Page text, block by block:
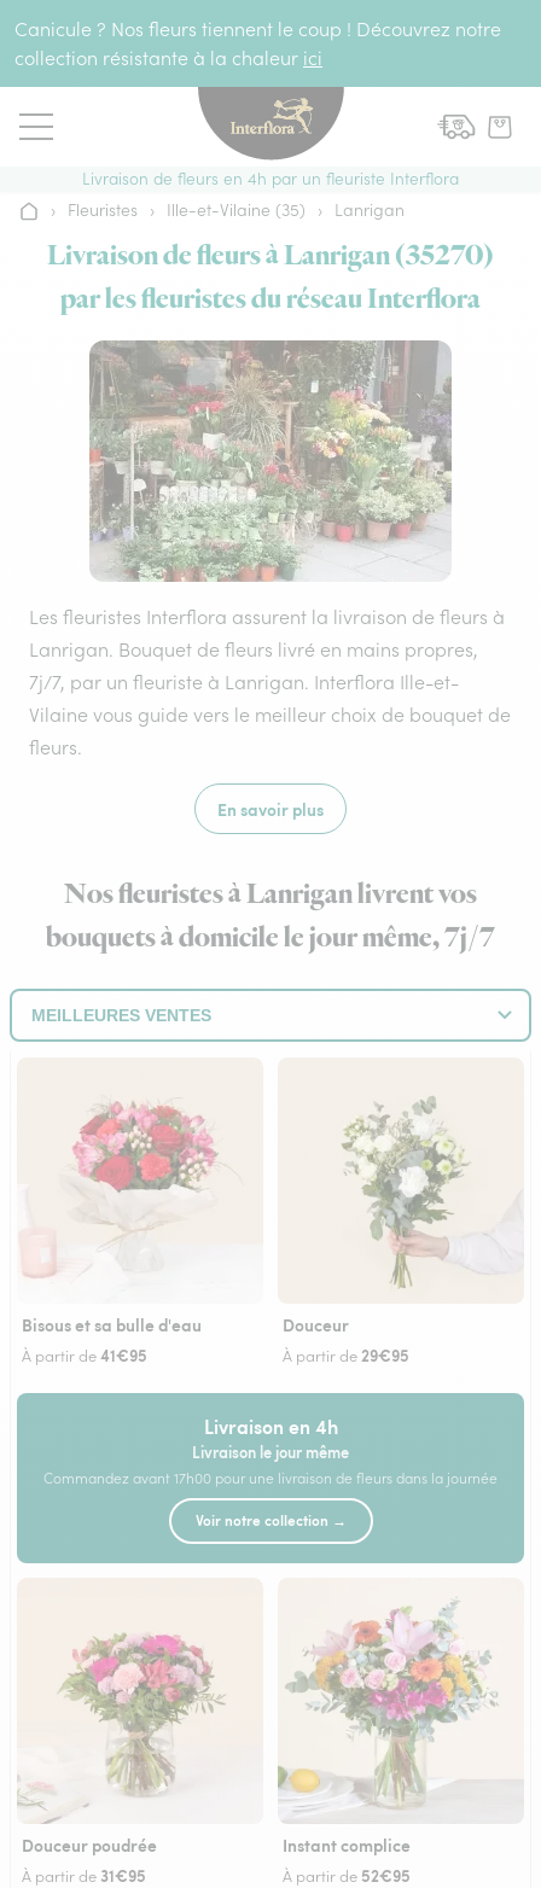
Canicule ? Nos fleurs tiennent le coup ! Découvrez notre
collection résistante à la chaleur ici
Livraison de fleurs en 4h par un fleuriste Interflora
Accueil
› Fleuristes › Ille-et-Vilaine (35) › Lanrigan
Livraison de fleurs à Lanrigan (35270)
par les fleuristes du réseau Interflora
Les fleuristes Interflora assurent la livraison de fleurs à
Lanrigan. Bouquet de fleurs livré en mains propres,
7j/7, par un fleuriste à Lanrigan. Interflora Ille-et-
Vilaine vous guide vers le meilleur choix de bouquet de
fleurs.
En savoir plus
Nos fleuristes à Lanrigan livrent vos
bouquets à domicile le jour même, 7j/7
Bisous et sa bulle d'eau
À partir de41€95
Douceur
À partir de29€95
Livraison en 4h
Livraison le jour même
Commandez avant 17h00 pour une livraison de fleurs dans la journée
Voir notre collection →
Douceur poudrée
À partir de 31€95
Instant complice
À partir de 52€95